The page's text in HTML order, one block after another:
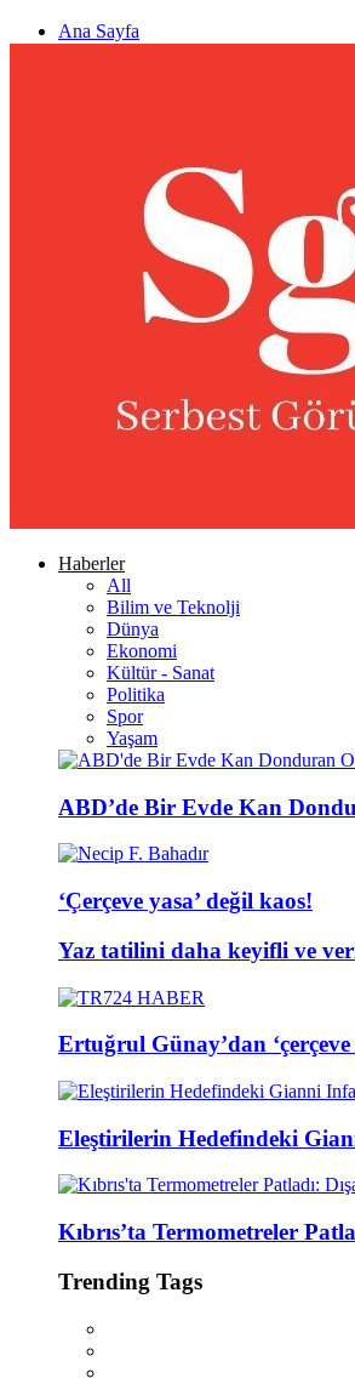
Ana Sayfa
Haberler
All
Bilim ve Teknolji
Dünya
Ekonomi
Kültür - Sanat
Politika
Spor
Yaşam
ABD’de Bir Evde Kan
‘Çerçeve yasa’ değil kaos!
Yaz tatilini daha keyifli ve
Ertuğrul Günay’dan ‘çerçeve
Eleştirilerin Hedefindeki
Kıbrıs’ta Termometreler
Trending Tags